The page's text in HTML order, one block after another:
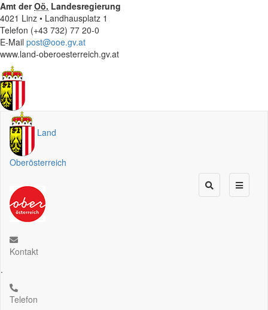
Amt derOö. Landesregierung
4021 Linz • Landhausplatz 1
Telefon (+43 732) 77 20-0
E-Mail post@ooe.gv.at
www.land-oberoesterreich.gv.at
Land
Oberösterreich
Kontakt
.
Telefon